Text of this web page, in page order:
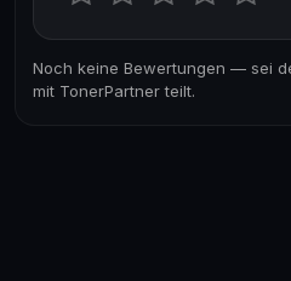
Noch keine Bewertungen — sei
mit TonerPartner teilt.